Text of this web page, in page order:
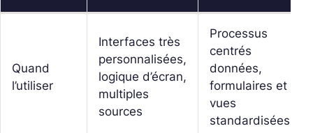
Quand
l’utiliser
Interfaces très
personnalisées,
logique d’écran,
multiples
sources
Processus
centrés
données,
formulaires et
vues
standardisées